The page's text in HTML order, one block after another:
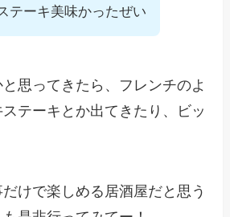
テーキ美味かったぜい
思ってきたら、フレンチのよ
テーキとか出てきたり、ビッ
けで楽しめる居酒屋だと思う